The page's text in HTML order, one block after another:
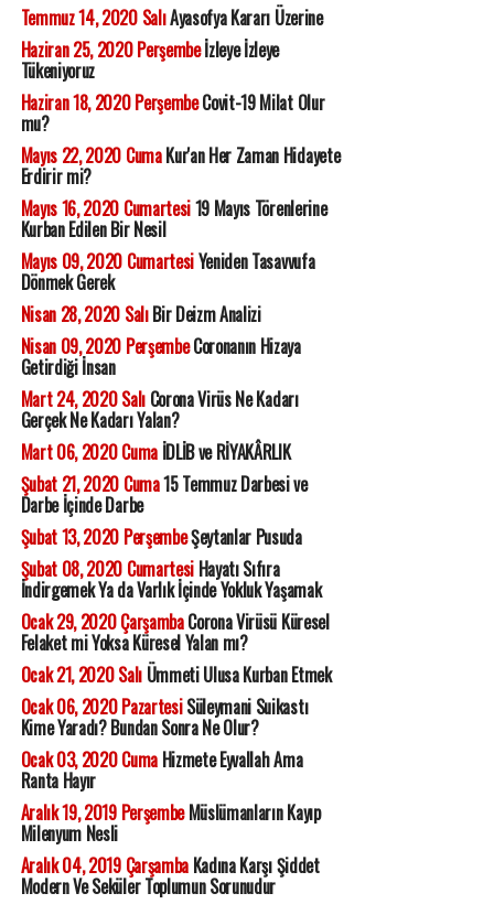
Temmuz 14, 2020 SalıAyasofya Kararı Üzerine
Haziran 25, 2020 Perşembeİzleye İzleye
Tükeniyoruz
Haziran 18, 2020 PerşembeCovit-19 Milat Olur
mu?
Mayıs 22, 2020 CumaKur'an Her Zaman Hidayete
Erdirir mi?
Mayıs 16, 2020 Cumartesi19 Mayıs Törenlerine
Kurban Edilen Bir Nesil
Mayıs 09, 2020 CumartesiYeniden Tasavvufa
Dönmek Gerek
Nisan 28, 2020 SalıBir Deizm Analizi
Nisan 09, 2020 PerşembeCoronanın Hizaya
Getirdiği İnsan
Mart 24, 2020 SalıCorona Virüs Ne Kadarı
Gerçek Ne Kadarı Yalan?
Mart 06, 2020 CumaİDLİB ve RİYAKÂRLIK
Şubat 21, 2020 Cuma15 Temmuz Darbesi ve
Darbe İçinde Darbe
Şubat 13, 2020 PerşembeŞeytanlar Pusuda
Şubat 08, 2020 CumartesiHayatı Sıfıra
İndirgemek Ya da Varlık İçinde Yokluk Yaşamak
Ocak 29, 2020 ÇarşambaCorona Virüsü Küresel
Felaket mi Yoksa Küresel Yalan mı?
Ocak 21, 2020 SalıÜmmeti Ulusa Kurban Etmek
Ocak 06, 2020 PazartesiSüleymani Suikastı
Kime Yaradı? Bundan Sonra Ne Olur?
Ocak 03, 2020 CumaHizmete Eyvallah Ama
Ranta Hayır
Aralık 19, 2019 PerşembeMüslümanların Kayıp
Milenyum Nesli
Aralık 04, 2019 ÇarşambaKadına Karşı Şiddet
Modern Ve Seküler Toplumun Sorunudur